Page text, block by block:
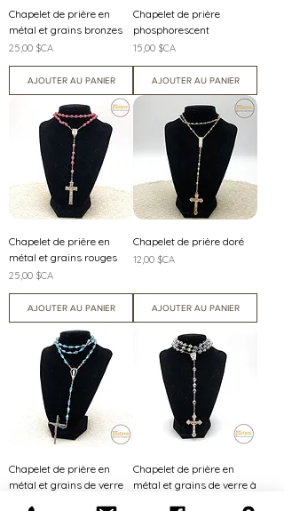
Chapelet de prière en
métal et grains bronzes
Prix
25,00 $CA
AJOUTER AU PANIER
Chapelet de prière
phosphorescent
Prix
15,00 $CA
AJOUTER AU PANIER
Chapelet de prière en
métal et grains rouges
Prix
25,00 $CA
AJOUTER AU PANIER
Chapelet de prière doré
Prix
12,00 $CA
AJOUTER AU PANIER
Chapelet de prière en
métal et grains de verre
Chapelet de prière en
métal et grains de verre à